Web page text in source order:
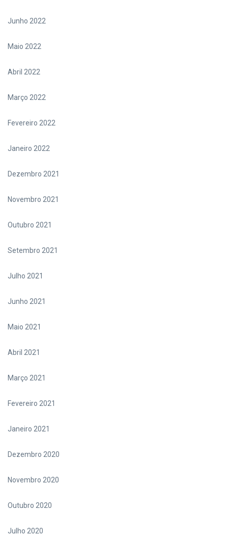
Junho 2022
Maio 2022
Abril 2022
Março 2022
Fevereiro 2022
Janeiro 2022
Dezembro 2021
Novembro 2021
Outubro 2021
Setembro 2021
Julho 2021
Junho 2021
Maio 2021
Abril 2021
Março 2021
Fevereiro 2021
Janeiro 2021
Dezembro 2020
Novembro 2020
Outubro 2020
Julho 2020